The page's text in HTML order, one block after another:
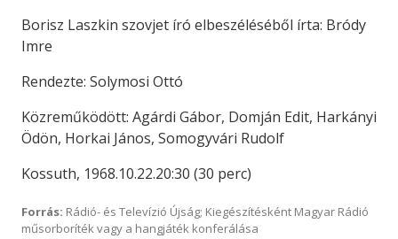
Borisz Laszkin szovjet író elbeszéléséből írta: Bródy
Imre
Rendezte: Solymosi Ottó
Közreműködött: Agárdi Gábor, Domján Edit, Harkányi
Ödön, Horkai János, Somogyvári Rudolf
Kossuth, 1968.10.22.20:30 (30 perc)
Forrás: Rádió- és Televízió Újság; Kiegészítésként Magyar Rádió
műsorboríték vagy a hangjáték konferálása